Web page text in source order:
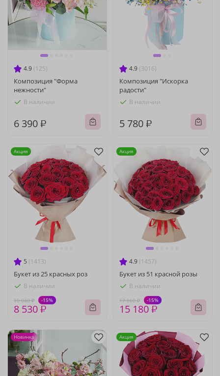
4.9 (125)
Композиция "Форма
нежности"
В наличии
6 390 ₽
4.9 (3016)
Композиция "Искорка
радости"
В наличии
5 780 ₽
5 (1413)
Букет из 25 красных роз
В наличии
10 040 ₽ -15%
8 530 ₽
Акция
4.9 (1457)
Букет из 51 красной розы
В наличии
17 860 ₽ -15%
15 180 ₽
Акция
Новинка Акция